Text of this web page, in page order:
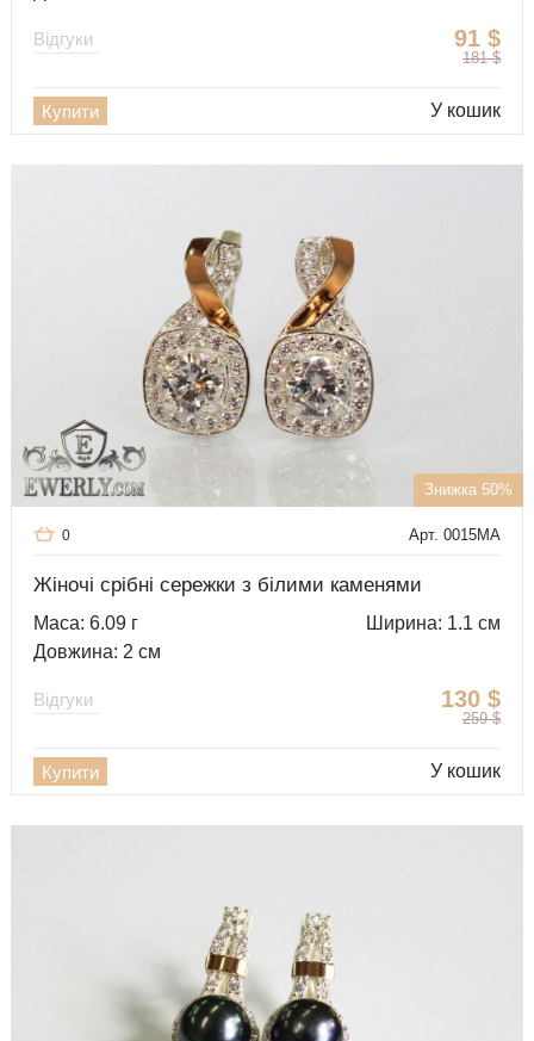
91 $
181 $
Відгуки
Купити У кошик
Знижка 50%
Арт. 0015MA
0
Жіночі срібні сережки з білими каменями
Маса: 6.09 г
Ширина: 1.1 см
Довжина: 2 см
130 $
259 $
Відгуки
Купити У кошик